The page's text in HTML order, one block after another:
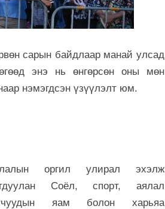
сарын байдлаар манай улсад
энэ нь өнгөрсөн оны мөн
нэмэгдсэн үзүүлэлт юм.
оргил улирал эхэлж
Соёл, спорт, аялал
яам болон харьяа